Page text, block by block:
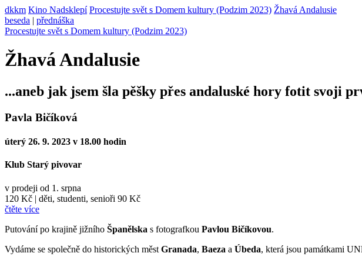
dkkm Kino Nadsklepí Procestujte svět s Domem kultury (Podzim 2023) Žhavá Andalusie
beseda | přednáška
Procestujte svět s Domem kultury (Podzim 2023)
Žhavá Andalusie
...aneb jak jsem šla pěšky přes andaluské hory fotit svoji
Pavla Bičíková
úterý 26. 9. 2023 v 18.00 hodin
Klub Starý pivovar
v prodeji od 1. srpna
120 Kč | děti, studenti, senioři 90 Kč
čtěte více
Putování po krajině jižního Španělska s fotografkou Pavlou Bičíkovou.
Vydáme se společně do historických měst Granada, Baeza a Úbeda, která jsou památkami